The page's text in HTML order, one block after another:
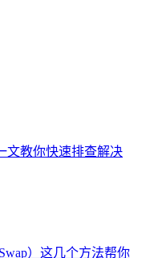
文教你快速排查解决
）这几个方法帮你